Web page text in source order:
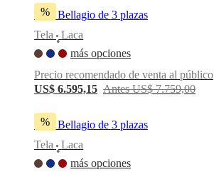
%
Sofá Bellagio de 3 plazas
Tela
•
Laca
más opciones
Precio recomendado de venta al público
US$ 6.595,15 Antes US$ 7.759,00
%
Sofá Bellagio de 3 plazas
Tela
•
Laca
más opciones